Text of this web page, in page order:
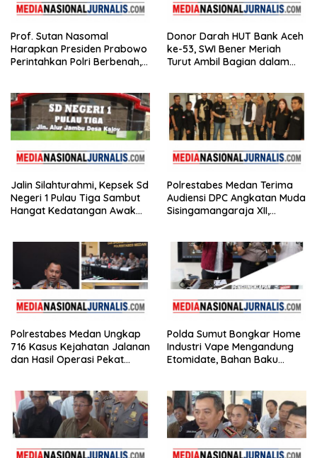
Prof. Sutan Nasomal
Harapkan Presiden Prabowo
Perintahkan Polri Berbenah,
Donor Darah HUT Bank Aceh
ke-53, SWI Bener Meriah
Turut Ambil Bagian dalam
Jalin Silahturahmi, Kepsek Sd
Negeri 1 Pulau Tiga Sambut
Hangat Kedatangan Awak
Polrestabes Medan Terima
Audiensi DPC Angkatan Muda
Sisingamangaraja XII,
Polrestabes Medan Ungkap
716 Kasus Kejahatan Jalanan
dan Hasil Operasi Pekat
Polda Sumut Bongkar Home
Industri Vape Mengandung
Etomidate, Bahan Baku